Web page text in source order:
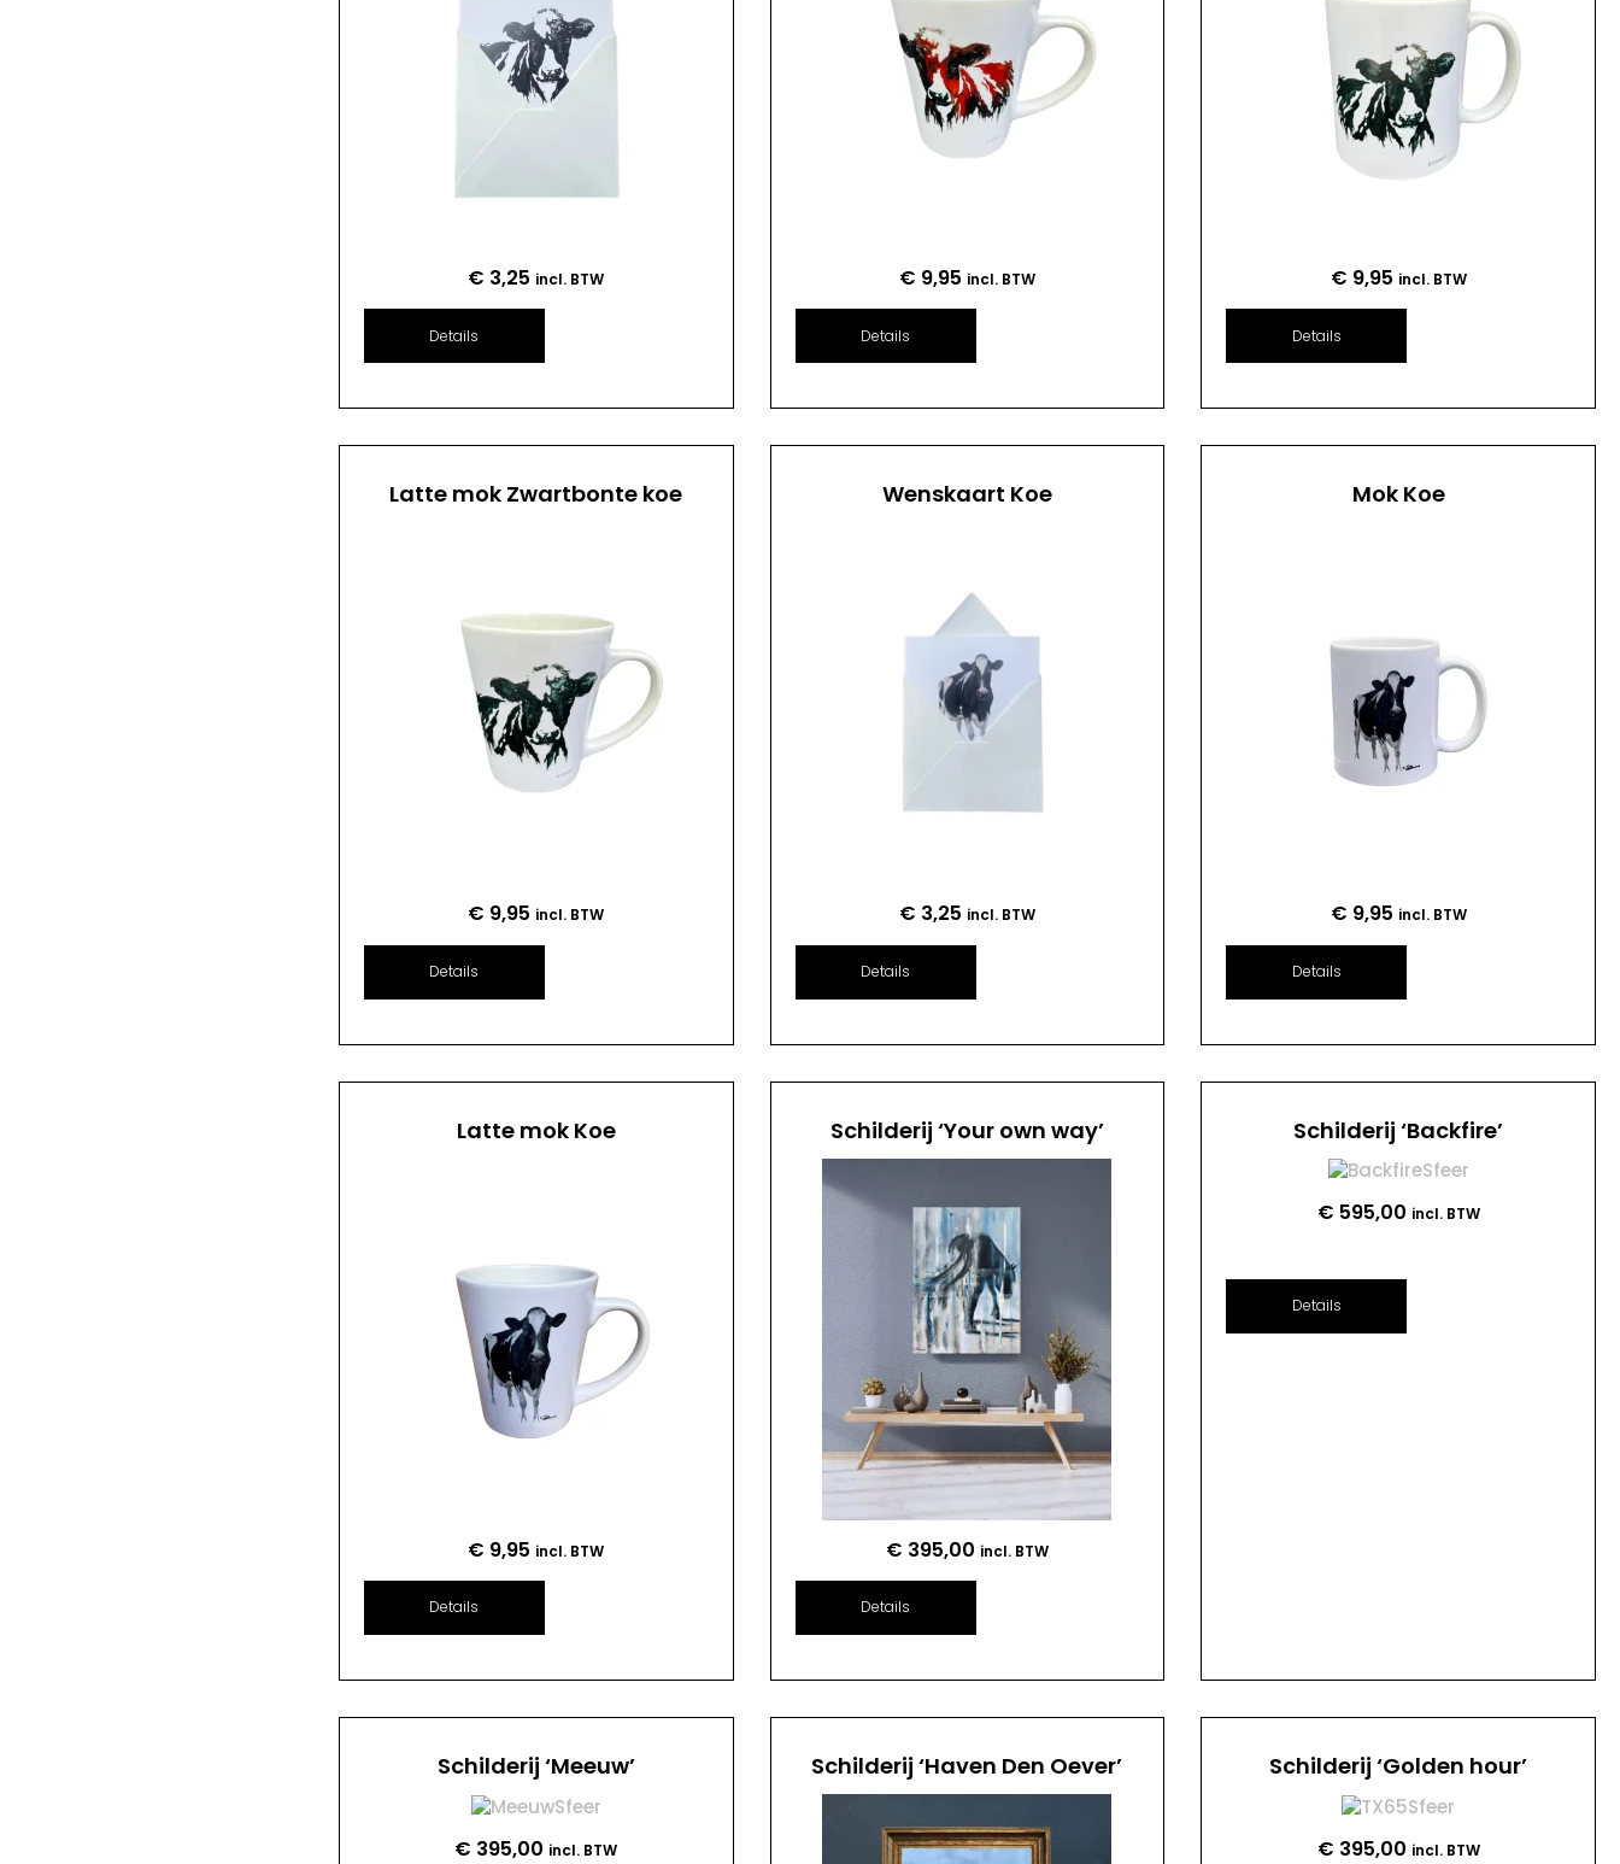
€ 3,25 incl. BTW
Details
€ 9,95 incl. BTW
Details
€ 9,95 incl. BTW
Details
Latte mok Zwartbonte koe
€ 9,95 incl. BTW
Details
Wenskaart Koe
€ 3,25 incl. BTW
Details
Mok Koe
€ 9,95 incl. BTW
Details
Latte mok Koe
€ 9,95 incl. BTW
Details
Schilderij ‘Your own way’
€ 395,00 incl. BTW
Details
Schilderij ‘Backfire’
€ 595,00 incl. BTW
Details
Schilderij ‘Meeuw’
€ 395,00 incl. BTW
Schilderij ‘Haven Den Oever’ Schilderij ‘Golden hour’
€ 395,00 incl. BTW